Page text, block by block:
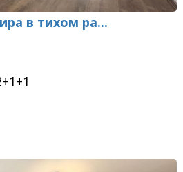
в тихом ра...